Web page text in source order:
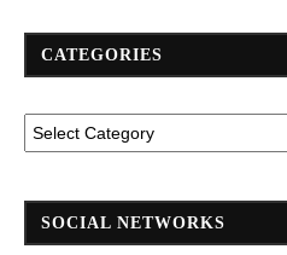
CATEGORIES
SOCIAL NETWORKS